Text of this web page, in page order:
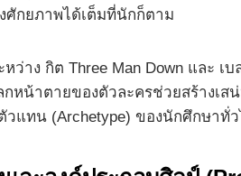
ศักยภาพได้เต็มที่นักก็ตาม
ว่าง กิต Three Man Down และ
หน้าตายของตัวละครช่วยสร้างเ
แทน (Archetype) ของนักศึกษาทั่